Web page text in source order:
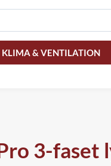
KLIMA & VENTILATION
3-faset